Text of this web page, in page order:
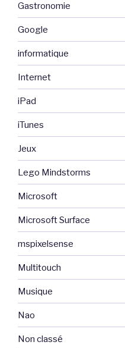
Gastronomie
Google
informatique
Internet
iPad
iTunes
Jeux
Lego Mindstorms
Microsoft
Microsoft Surface
mspixelsense
Multitouch
Musique
Nao
Non classé